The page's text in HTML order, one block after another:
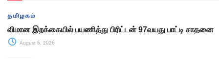
தமிழகம்
விமான இறக்கையில் பயணித்து பிரிட்டன் 97வயது பாட்டி சாதனை
August 6, 2026